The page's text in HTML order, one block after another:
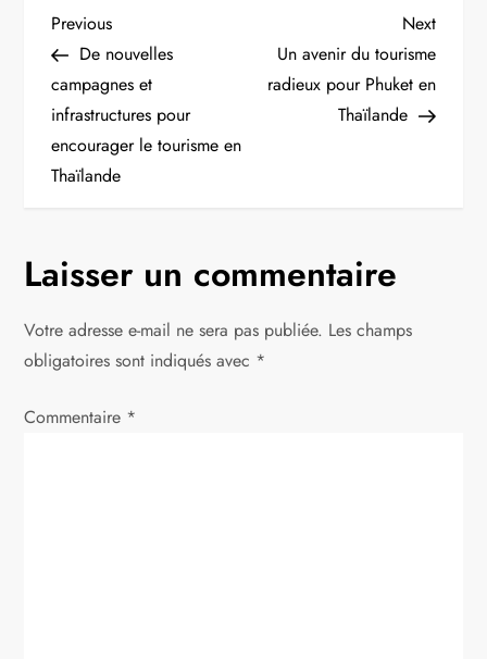
N
a
v
i
a
t
Previous
Post
Previous
De nouvelles
campagnes et
infrastructures pour
encourager le tourisme en
Thaïlande
Next
Post
Next
Un avenir du tourisme
radieux pour Phuket en
Thaïlande
Laisser un commentaire
Votre adresse e-mail ne sera pas publiée. Les champs
obligatoires sont indiqués avec *
Commentaire *